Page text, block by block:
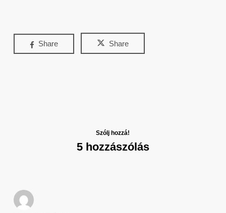
Share Share
Szólj hozzá!
5 hozzászólás